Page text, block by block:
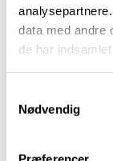
data med andre
de har
Nødvendig
Kapitel 8: